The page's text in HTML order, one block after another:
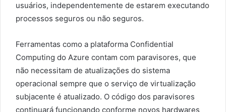
usuários, independentemente de estarem executando
processos seguros ou não seguros.
Ferramentas como a plataforma Confidential
Computing do Azure contam com paravisores, que
não necessitam de atualizações do sistema
operacional sempre que o serviço de virtualização
subjacente é atualizado. O código dos paravisores
continuará funcionando conforme novos hardwares